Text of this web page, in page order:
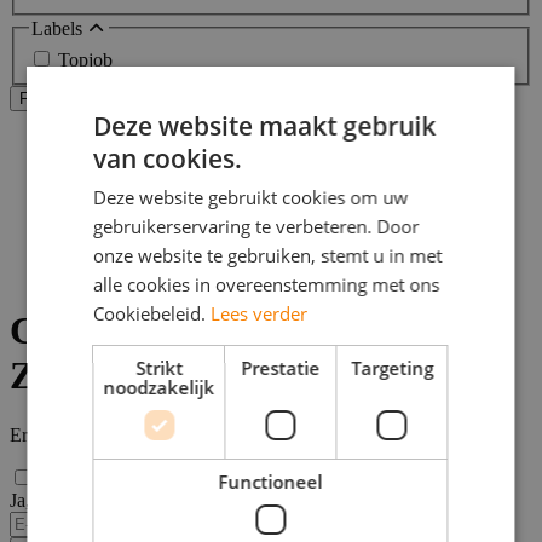
Labels
Topjob
Filters Toepassen
Home
Zoetermeer
Creatieve vacatures in
Zoetermeer
Er zijn Creatieve vacatures in Zoetermeer gevonden.
Ja, email mij de nieuwste vacatures van deze zoekopdracht!
If
Deze website maakt gebruik
van cookies.
Deze website gebruikt cookies om uw
gebruikerservaring te verbeteren. Door
onze website te gebruiken, stemt u in met
alle cookies in overeenstemming met ons
Cookiebeleid. Lees verder
Strikt
noodzakelijk
Prestatie Targeting
Functioneel